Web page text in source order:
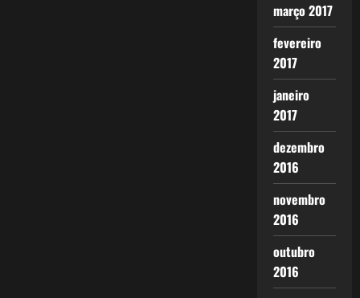
março 2017
fevereiro
2017
janeiro
2017
dezembro
2016
novembro
2016
outubro
2016